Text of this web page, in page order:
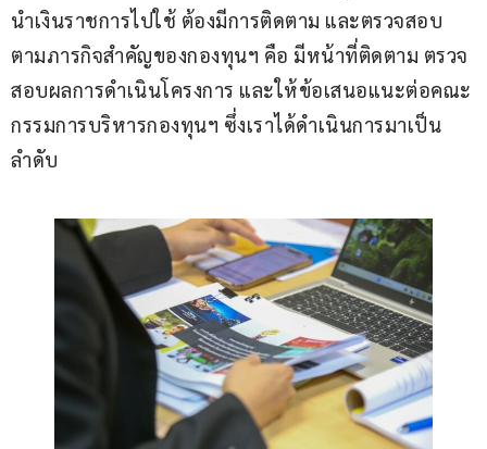
นำเงินราชการไปใช้ ต้องมีการติดตาม และตรวจสอบ
ตามภารกิจสำคัญของกองทุนฯ คือ มีหน้าที่ติดตาม ตรวจ
สอบผลการดำเนินโครงการ และให้ข้อเสนอแนะต่อคณะ
กรรมการบริหารกองทุนฯ ซึ่งเราได้ดำเนินการมาเป็น
ลำดับ